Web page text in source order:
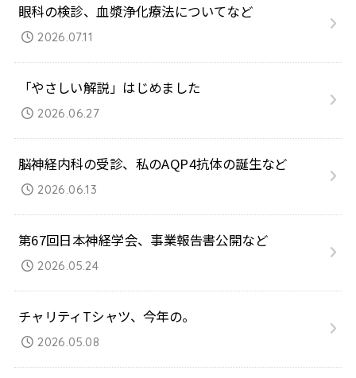
眼科の検診、血漿浄化療法についてなど
2026.07.11
「やさしい解説」はじめました
2026.06.27
脳神経内科の受診、私のAQP4抗体の誕生など
2026.06.13
第67回日本神経学会、事業報告書公開など
2026.05.24
チャリティTシャツ、今年の。
2026.05.08